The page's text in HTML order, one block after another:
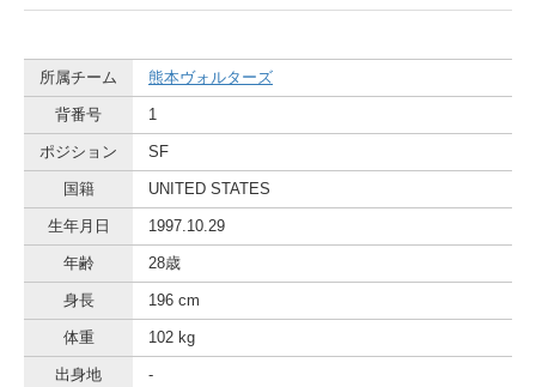
所属チーム 熊本ヴォルターズ
背番号 1
ポジション SF
国籍 UNITED STATES
生年月日 1997.10.29
年齢 28歳
身長 196 cm
体重 102 kg
出身地 -